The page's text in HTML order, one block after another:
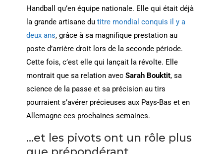
Handball qu’en équipe nationale. Elle qui était déjà
la grande artisane du titre mondial conquis il y a
deux ans, grâce à sa magnifique prestation au
poste d’arrière droit lors de la seconde période.
Cette fois, c’est elle qui lançait la révolte. Elle
montrait que sa relation avec Sarah Bouktit, sa
science de la passe et sa précision au tirs
pourraient s’avérer précieuses aux Pays-Bas et en
Allemagne ces prochaines semaines.
…et les pivots ont un rôle plus